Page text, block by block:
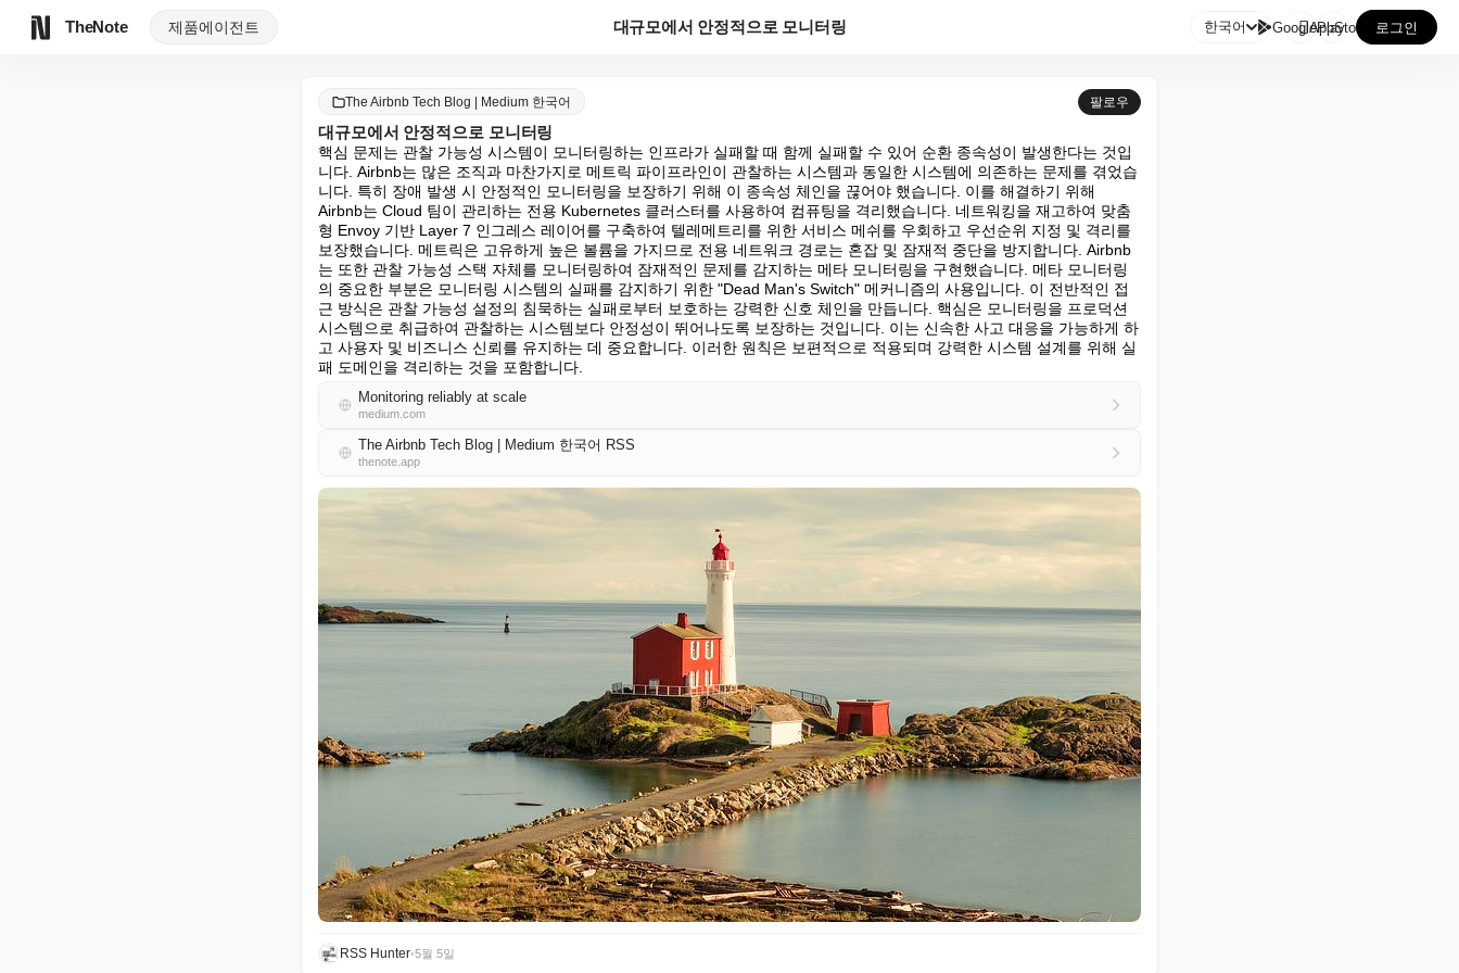
TheNote 제품에이전트 대규모에서 안정적으로 모니터링 한국어 GooglePlay
AppStore 로그인
The Airbnb Tech Blog | Medium 한국어 팔로우
대규모에서 안정적으로 모니터링
핵심 문제는 관찰 가능성 시스템이 모니터링하는 인프라가 실패할 때 함께 실패할 수 있어 순환 종속성이 발생한다는 것입
니다. Airbnb는 많은 조직과 마찬가지로 메트릭 파이프라인이 관찰하는 시스템과 동일한 시스템에 의존하는 문제를 겪었습
니다. 특히 장애 발생 시 안정적인 모니터링을 보장하기 위해 이 종속성 체인을 끊어야 했습니다. 이를 해결하기 위해
Airbnb는 Cloud 팀이 관리하는 전용 Kubernetes 클러스터를 사용하여 컴퓨팅을 격리했습니다. 네트워킹을 재고하여 맞춤
형 Envoy 기반 Layer 7 인그레스 레이어를 구축하여 텔레메트리를 위한 서비스 메쉬를 우회하고 우선순위 지정 및 격리를
보장했습니다. 메트릭은 고유하게 높은 볼륨을 가지므로 전용 네트워크 경로는 혼잡 및 잠재적 중단을 방지합니다. Airbnb
는 또한 관찰 가능성 스택 자체를 모니터링하여 잠재적인 문제를 감지하는 메타 모니터링을 구현했습니다. 메타 모니터링
의 중요한 부분은 모니터링 시스템의 실패를 감지하기 위한 "Dead Man's Switch" 메커니즘의 사용입니다. 이 전반적인 접
근 방식은 관찰 가능성 설정의 침묵하는 실패로부터 보호하는 강력한 신호 체인을 만듭니다. 핵심은 모니터링을 프로덕션
시스템으로 취급하여 관찰하는 시스템보다 안정성이 뛰어나도록 보장하는 것입니다. 이는 신속한 사고 대응을 가능하게 하
고 사용자 및 비즈니스 신뢰를 유지하는 데 중요합니다. 이러한 원칙은 보편적으로 적용되며 강력한 시스템 설계를 위해 실
패 도메인을 격리하는 것을 포함합니다.
Monitoring reliably at scale
medium.com
The Airbnb Tech Blog | Medium 한국어 RSS
thenote.app
RSS Hunter•5월 5일